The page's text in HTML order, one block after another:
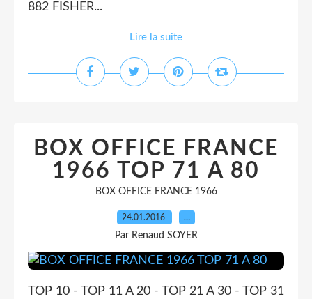
882 FISHER...
Lire la suite
BOX OFFICE FRANCE
1966 TOP 71 A 80
BOX OFFICE FRANCE 1966
24.01.2016 …
Par Renaud SOYER
TOP 10 - TOP 11 A 20 - TOP 21 A 30 - TOP 31